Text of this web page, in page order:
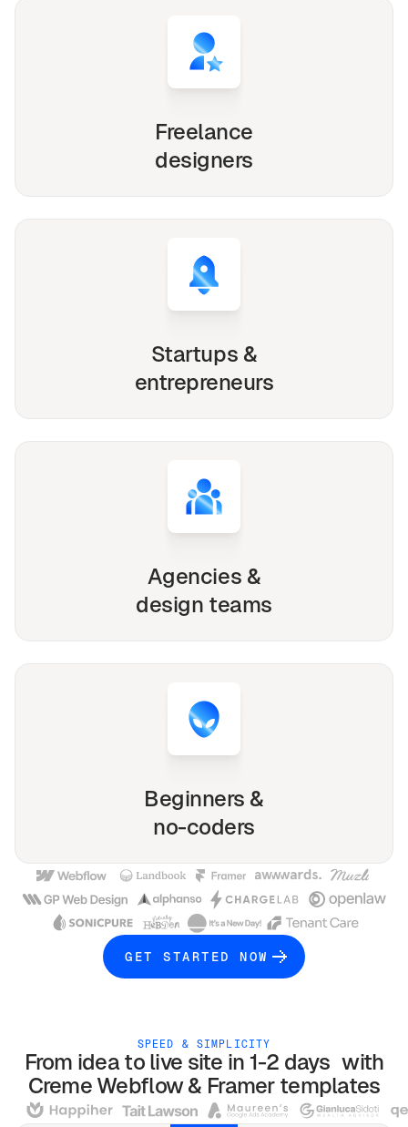
Freelance
designers
Startups &
entrepreneurs
Agencies &
design teams
Beginners &
no-coders
GET STARTED NOW
SPEED & SIMPLICITY
From idea to live site in 1-2 days with
CremeWebflow & Framertemplates